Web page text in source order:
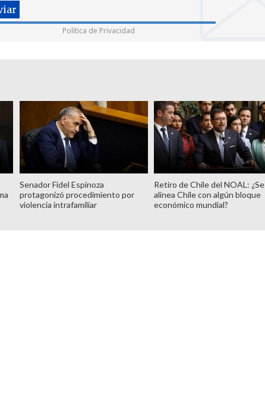
Política de Privacidad
Senador Fidel Espinoza
protagonizó procedimiento por
violencia intrafamiliar
Retiro de Chile del NOAL: ¿Se
alinea Chile con algún bloque
económico mundial?